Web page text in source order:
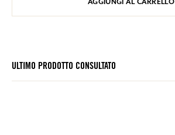
ULTIMO PRODOTTO CONSULTATO